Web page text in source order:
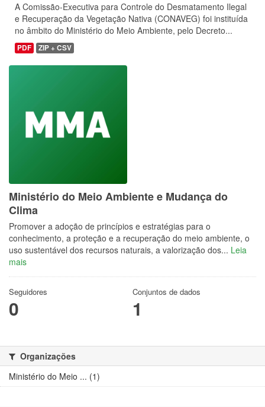
A Comissão-Executiva para Controle do Desmatamento Ilegal
e Recuperação da Vegetação Nativa (CONAVEG) foi instituída
no âmbito do Ministério do Meio Ambiente, pelo Decreto...
PDF ZIP + CSV
Ministério do Meio Ambiente e Mudança do
Clima
Promover a adoção de princípios e estratégias para o
conhecimento, a proteção e a recuperação do meio ambiente, o
uso sustentável dos recursos naturais, a valorização dos... Leia
mais
Seguidores
0
Conjuntos de dados
1
Organizações
Ministério do Meio ... (1)